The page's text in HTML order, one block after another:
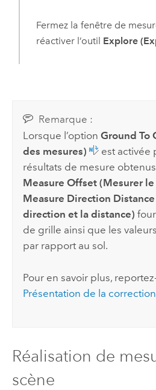
Fermez la fenêtre de
réactiver l’outil Explore
Remarque :
Lorsque l’optionGround To
des mesures)
est activée
résultats de mesure
Measure Offset (Mesurer
Measure Direction
direction et la distance)
de grille ainsi que les
par rapport au sol.
Pour en savoir plus,
Présentation de la
Réalisation de
scène